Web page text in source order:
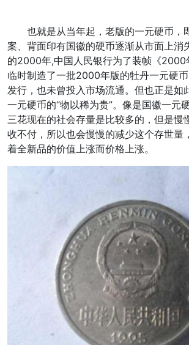
也就是从当年起，老版的一元硬币，
案、背面印有国徽的硬币逐渐从市面上消
的2000年,中国人民银行为了装帧《2000
临时制造了一批2000年版的牡丹一元硬
发行，也未曾投入市场流通。但也正是如
一元硬币的“物以稀为贵”。像是国徽一元
三花现在的社会存量是比较多的，但是慢
收不付，所以也会慢慢的减少这个存世量
着全新品的价值上涨而价格上涨。